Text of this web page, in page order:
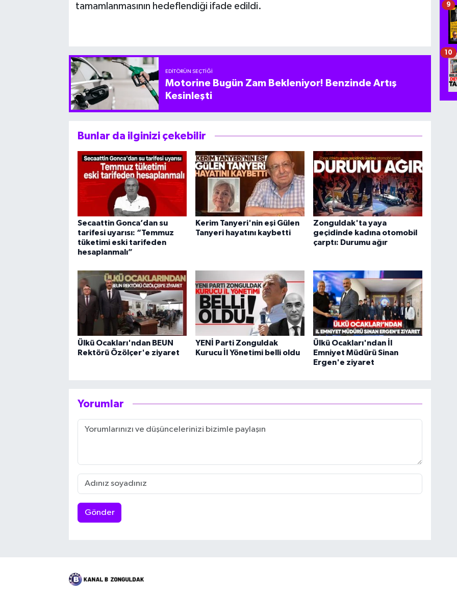
tamamlanmasının hedeflendiği ifade edildi.
EDITÖRÜN SEÇTIĞI
Motorine Bugün Zam Bekleniyor! Benzinde Artış
Kesinleşti
Bunlar da ilginizi çekebilir
Secaattin Gonca’dan su
tarifesi uyarısı: “Temmuz
tüketimi eski tarifeden
hesaplanmalı”
Kerim Tanyeri'nin eşi Gülen
Tanyeri hayatını kaybetti
Zonguldak'ta yaya
geçidinde kadına otomobil
çarptı: Durumu ağır
Ülkü Ocakları'ndan BEUN
Rektörü Özölçer'e ziyaret
YENİ Parti Zonguldak
Kurucu İl Yönetimi belli oldu
Ülkü Ocakları'ndan İl
Emniyet Müdürü Sinan
Ergen'e ziyaret
Yorumlar
Gönder
9
10